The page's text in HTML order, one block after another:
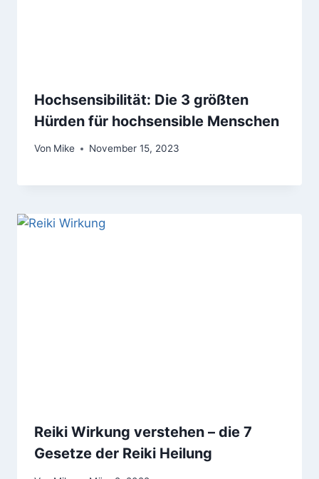
Hochsensibilität: Die 3 größten
Hürden für hochsensible Menschen
Von Mike November 15, 2023
Reiki Wirkung verstehen – die 7
Gesetze der Reiki Heilung